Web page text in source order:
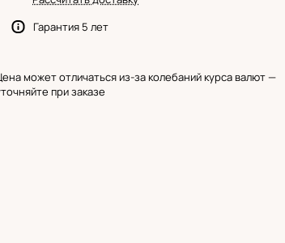
Гарантия 5 лет
может отличаться из-за колебаний курса валют —
при заказе